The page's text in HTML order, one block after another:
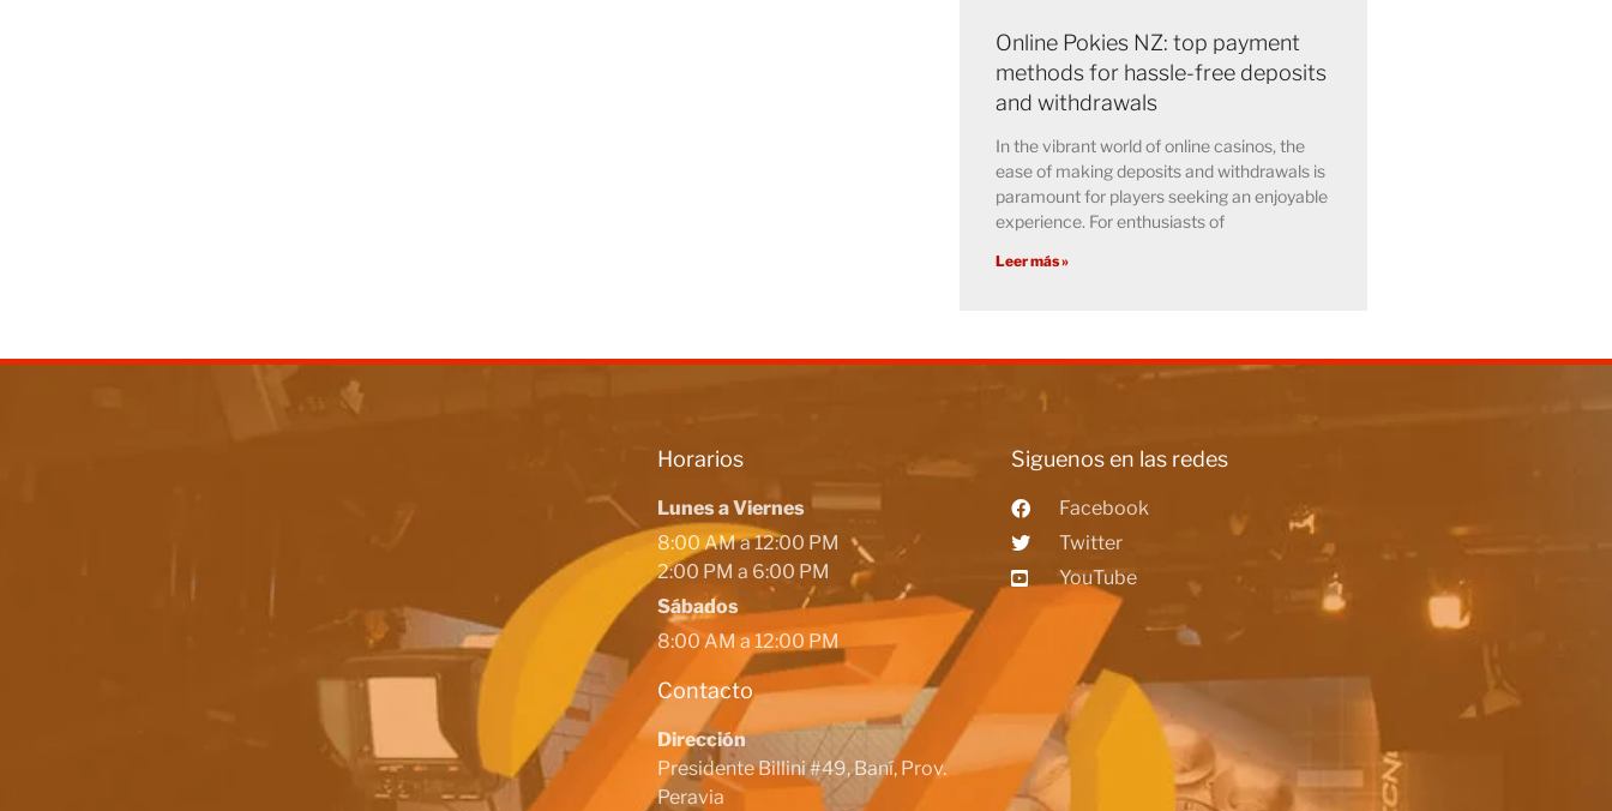
Online Pokies NZ: top payment
methods for hassle-free deposits
and withdrawals
In the vibrant world of online casinos, the
ease of making deposits and withdrawals is
paramount for players seeking an enjoyable
experience. For enthusiasts of
Leer más »
Horarios
Lunes a Viernes
8:00 AM a 12:00 PM
2:00 PM a 6:00 PM
Sábados
8:00 AM a 12:00 PM
Contacto
Dirección
Presidente Billini #49, Baní, Prov.
Peravia
Siguenos en las redes
Facebook
Twitter
YouTube